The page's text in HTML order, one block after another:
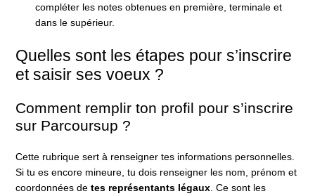
compléter les notes obtenues en première, terminale et
dans le supérieur.
Quelles sont les étapes pour s’inscrire
et saisir ses voeux ?
Comment remplir ton profil pour s’inscrire
sur Parcoursup ?
Cette rubrique sert à renseigner tes informations personnelles.
Si tu es encore mineure, tu dois renseigner les nom, prénom et
coordonnées detes représentants légaux . Ce sont les